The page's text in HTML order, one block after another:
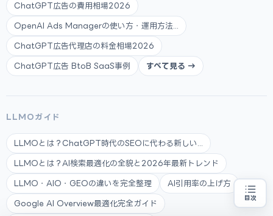
目次
補助金の申請代行をお探しの方
専門家に無料相談する
ChatGPT広告の費用相場2026
OpenAI Ads Managerの使い方・運用方法...
ChatGPT広告代理店の料金相場2026
ChatGPT広告 BtoB SaaS事例 すべて見る →
LLMOガイド
LLMOとは？ChatGPT時代のSEOに代わる新しい...
LLMOとは？AI検索最適化の全貌と2026年最新トレンド
LLMO・AIO・GEOの違いを完全整理 AI引用率の上げ方
Google AI Overview最適化完全ガイド